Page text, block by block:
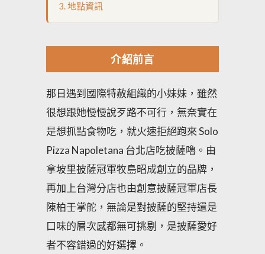
地點資訊
介紹前言
那日遇到國際特赦組織的小妹妹，雖然
很想跟她慢慢說歹路不可行，無奈實在
是想抓點食物吃，就火速拒絕跑來 Solo
Pizza Napoletana 台北店吃披薩嚕。由
拿坡里披薩冠軍牧島昭成創立的品牌，
再加上台灣分店也由創意披薩冠軍店長
陳柏壬掌舵，無論是對披薩的堅持還是
口味的層次感都無可挑剔，是披薩愛好
者不容錯過的好選擇。